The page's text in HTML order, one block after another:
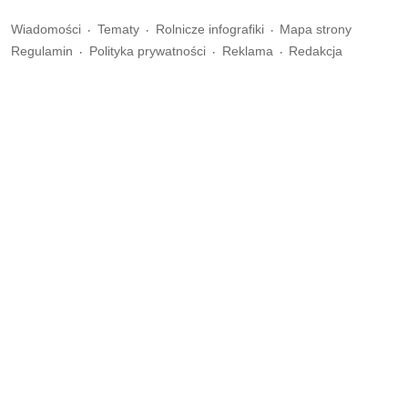
Wiadomości Tematy Rolnicze infografiki
Mapa strony
Regulamin
Polityka prywatności Reklama Redakcja